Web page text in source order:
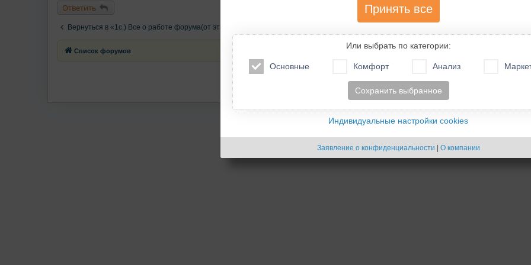
Ответить
Вернуться в «1c.) Все о работе форума(от этикета до тех.поддержки)»
Список форумов
Создано на основеphpBB® Forum Software © phpBB Limited
Русская поддержка phpBB
Принять все
Или выбрать по категории:
Основные Комфорт Анализ
Сохранить выбранное
Индивидуальные настройки cookies
Заявление о конфиденциальности О компании